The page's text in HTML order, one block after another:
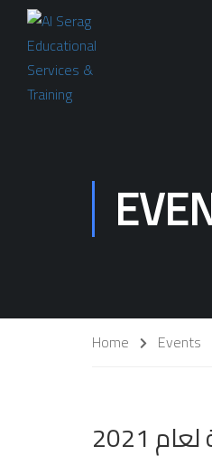
Home Events
2021